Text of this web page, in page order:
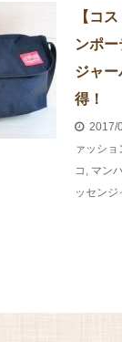
【コ
ンポ
ジャ
得！
2017/
ァッショ
コ , マン
ッセン